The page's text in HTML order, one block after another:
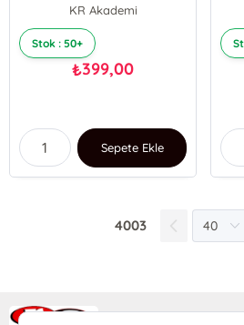
KR Akademi
Stok : 50+
₺399,00
Sepete Ekle
4003